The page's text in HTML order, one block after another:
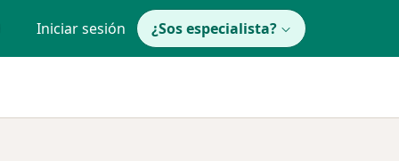
Iniciar sesión ¿Sos especialista?